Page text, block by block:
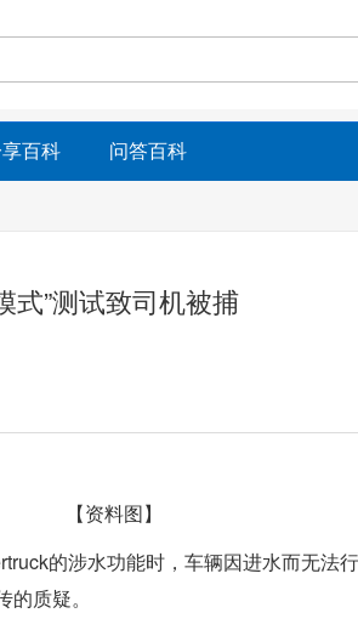
百科 问答百科
式”测试致司机被捕
【资料图】
的涉水功能时，车辆因进水而无法
质疑。